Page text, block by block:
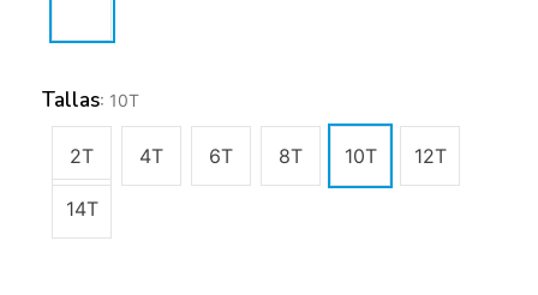
Tallas: 10T
2T 4T 6T 8T 10T 12T
14T